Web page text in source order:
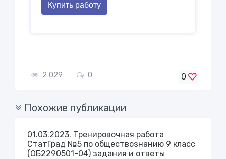
Купить работу
2 029 0 0
Похожие публикации
01.03.2023. Тренировочная работа
СтатГрад №5 по обществознанию 9 класс
(ОБ2290501-04) задания и ответы